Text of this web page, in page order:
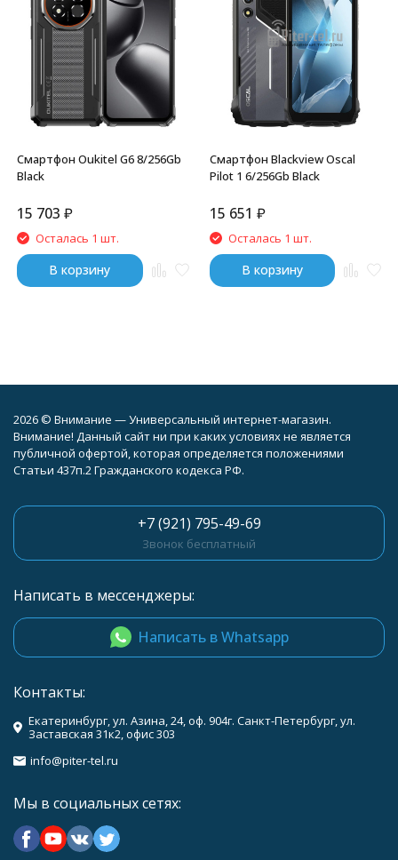
Смартфон Oukitel G6 8/256Gb
Black
15 703 ₽
Осталась 1 шт.
В корзину
Смартфон Blackview Oscal
Pilot 1 6/256Gb Black
15 651 ₽
Осталась 1 шт.
В корзину
2026 © Внимание — Универсальный интернет-магазин.
Внимание! Данный сайт ни при каких условиях не является
публичной офертой, которая определяется положениями
Статьи 437п.2 Гражданского кодекса РФ.
+7 (921) 795-49-69
Звонок бесплатный
Написать в мессенджеры:
Написать в Whatsapp
Контакты:
Екатеринбург, ул. Азина, 24, оф. 904г. Санкт-Петербург, ул.
Заставская 31к2, офис 303
info@piter-tel.ru
Мы в социальных сетях: